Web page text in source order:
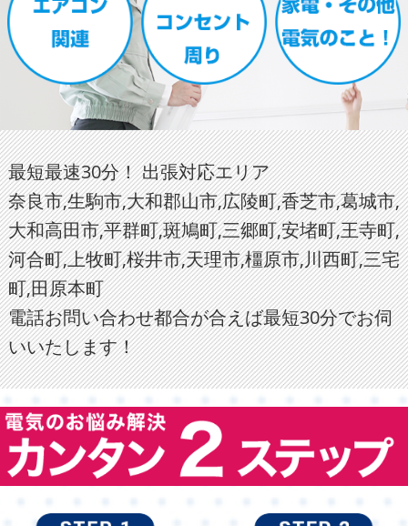
最短最速30分！ 出張対応エリア
奈良市,生駒市,大和郡山市,広陵町,香芝市,葛城市,
大和高田市,平群町,斑鳩町,三郷町,安堵町,王寺町,
河合町,上牧町,桜井市,天理市,橿原市,川西町,三宅
町,田原本町
電話お問い合わせ都合が合えば最短30分でお伺
いいたします！